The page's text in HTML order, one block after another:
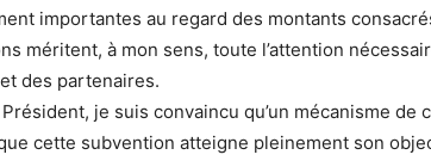
importantes au regard des montants
méritent, à mon sens, toute l’attention
des partenaires.
je suis convaincu qu’un mécanisme de
cette subvention atteigne pleinement son